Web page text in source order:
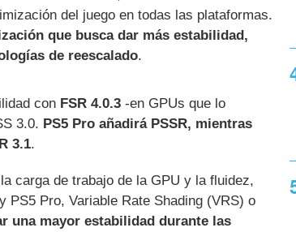
del juego en todas las plataformas.
que busca dar más estabilidad,
de reescalado.
con FSR 4.0.3 -en GPUs que lo
3.0. PS5 Pro añadirá PSSR, mientras
3.1.
carga de trabajo de la GPU y la fluidez,
PS5 Pro, Variable Rate Shading (VRS) o
una mayor estabilidad durante las